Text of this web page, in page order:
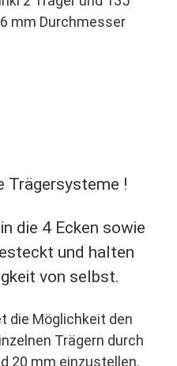
mm Durchmesser
Trägersysteme !
die 4 Ecken sowie
und halten
von selbst.
die Möglichkeit den
Trägern durch
20 mm einzustellen.